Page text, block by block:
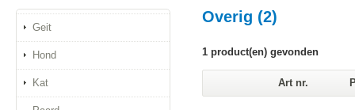
Geit
Hond
Kat
Overig (2)
1 product(en) gevonden
Art nr.